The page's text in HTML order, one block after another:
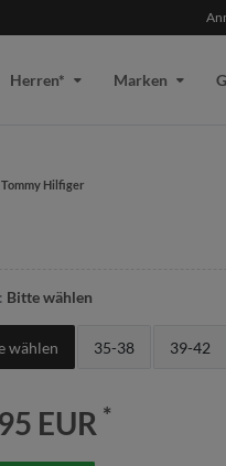
Herren* Marken
Bitte wählen
wählen 35-38 39-42
EUR *